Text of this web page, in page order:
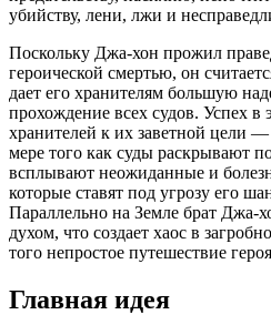
убийству, лени, лжи и
Поскольку Джа-хон прожил
героической смертью, он
дает его хранителям большую
прохождение всех судов. Успех в
хранителей к их заветной цели
мере того как суды раскрывают
всплывают неожиданные и
которые ставят под угрозу его
Параллельно на Земле брат Джа-
духом, что создает хаос в
того непростое путешествие
Главная идея